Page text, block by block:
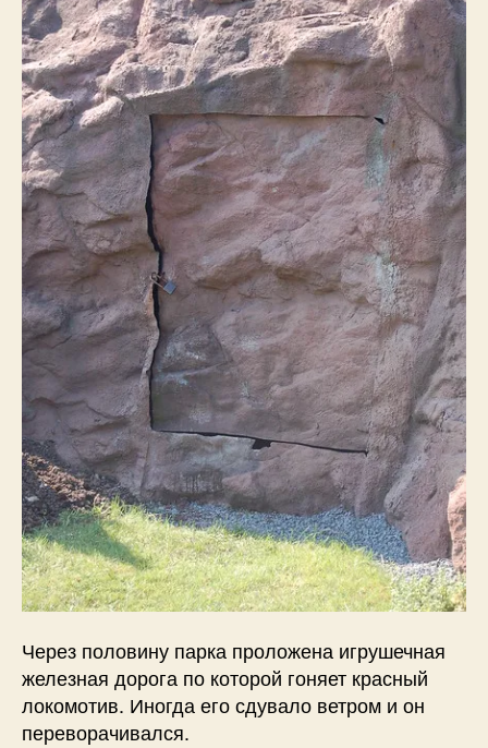
Через половину парка проложена игрушечная
железная дорога по которой гоняет красный
локомотив. Иногда его сдувало ветром и он
переворачивался.